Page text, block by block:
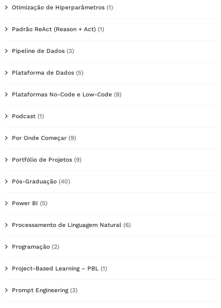
Otimização de Hiperparâmetros (1)
Padrão ReAct (Reason + Act) (1)
Pipeline de Dados (3)
Plataforma de Dados (5)
Plataformas No-Code e Low-Code (8)
Podcast (1)
Por Onde Começar (9)
Portfólio de Projetos (9)
Pós-Graduação (40)
Power BI (5)
Processamento de Linguagem Natural (6)
Programação (2)
Project-Based Learning – PBL (1)
Prompt Engineering(3)